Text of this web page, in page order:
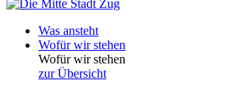
Was ansteht
Wofür wir stehen
Wofür wir stehen
zur Übersicht